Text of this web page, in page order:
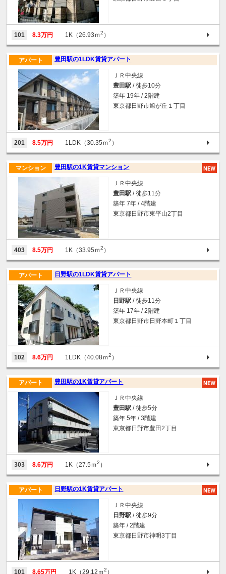
101 8.3万円 1K（26.93ｍ2 ）
豊田駅の1LDK賃貸アパート
アパート
ＪＲ中央線
豊田駅 / 徒歩10分
築年 19年 / 2階建
東京都日野市旭が丘１丁目
201 8.5万円 1LDK（30.35ｍ2 ）
豊田駅の1K賃貸マンション
マンション
ＪＲ中央線
豊田駅 / 徒歩11分
築年 7年 / 4階建
東京都日野市東平山2丁目
403 8.5万円 1K（33.95ｍ2 ）
日野駅の1LDK賃貸アパート
アパート
ＪＲ中央線
日野駅 / 徒歩11分
築年 17年 / 2階建
東京都日野市日野本町１丁目
102 8.6万円 1LDK（40.08ｍ2 ）
豊田駅の1K賃貸アパート
アパート
ＪＲ中央線
豊田駅 / 徒歩5分
築年 5年 / 3階建
東京都日野市豊田2丁目
303 8.6万円 1K（27.5ｍ2 ）
日野駅の1K賃貸アパート
アパート
ＪＲ中央線
日野駅 / 徒歩9分
築年 / 2階建
東京都日野市神明3丁目
101 8.65万円 1K（29.12ｍ2 ）